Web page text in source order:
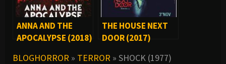
ANNA AND THE
APOCALYPSE (2018)
THE HOUSE NEXT
DOOR (2017)
BLOGHORROR » TERROR » SHOCK (1977)